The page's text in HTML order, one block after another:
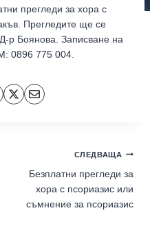
прегледи за хора с
Прегледите ще се
р Боянова. Записване на
0896 775 004.
СЛЕДВАЩА
Безплатни прегледи за
хора с псориазис или
съмнение за псориазис